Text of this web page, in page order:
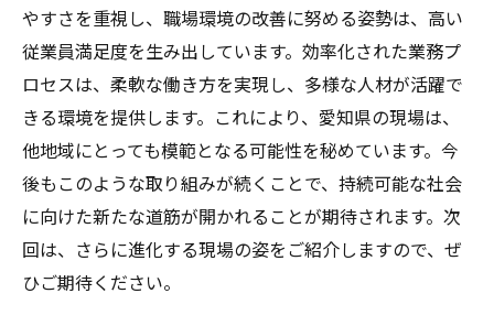
やすさを重視し、職場環境の改善に努める姿勢は、高い
従業員満足度を生み出しています。効率化された業務プ
ロセスは、柔軟な働き方を実現し、多様な人材が活躍で
きる環境を提供します。これにより、愛知県の現場は、
他地域にとっても模範となる可能性を秘めています。今
後もこのような取り組みが続くことで、持続可能な社会
に向けた新たな道筋が開かれることが期待されます。次
回は、さらに進化する現場の姿をご紹介しますので、ぜ
ひご期待ください。